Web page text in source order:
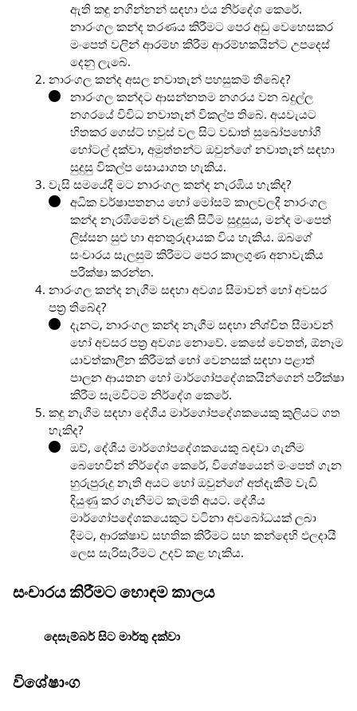
ඇති කඳු නගින්නන් සඳහා එය නිර්දේශ කෙරේ.
නාරංගල කන්ද තරණය කිරීමට පෙර අඩු වෙහෙසකර
මංපෙත් වලින් ආරම්භ කිරීම ආරම්භකයින්ට උපදෙස්
දෙනු ලැබේ.
නාරංගල කන්ද අසල නවාතැන් පහසුකම් තිබේද?
නාරංගල කන්දට ආසන්නතම නගරය වන බදුල්ල
නගරයේ විවිධ නවාතැන් විකල්ප තිබේ. අයවැයට
හිතකර ගෙස්ට් හවුස් වල සිට වඩාත් සුඛෝපභෝගී
හෝටල් දක්වා, අමුත්තන්ට ඔවුන්ගේ නවාතැන් සඳහා
සුදුසු විකල්ප සොයාගත හැකිය.
වැසි සමයේදී මට නාරංගල කන්ද නැරඹිය හැකිද?
අධික වර්ෂාපතනය හෝ මෝසම් කාලවලදී නාරංගල
කන්ද නැරඹීමෙන් වැළකී සිටීම සුදුසුය, මන්ද මංපෙත්
ලිස්සන සුළු හා අනතුරුදායක විය හැකිය. ඔබගේ
සංචාරය සැලසුම් කිරීමට පෙර කාලගුණ අනාවැකිය
පරීක්ෂා කරන්න.
නාරංගල කන්ද නැගීම සඳහා අවශ්‍ය සීමාවන් හෝ අවසර
පත්‍ර තිබේද?
දැනට, නාරංගල කන්ද නැගීම සඳහා නිශ්චිත සීමාවන්
හෝ අවසර පත්‍ර අවශ්‍ය නොවේ. කෙසේ වෙතත්, ඕනෑම
යාවත්කාලීන කිරීමක් හෝ වෙනසක් සඳහා පළාත්
පාලන ආයතන හෝ මාර්ගෝපදේශකයින්ගෙන් පරීක්ෂා
කිරීම සැමවිටම නිර්දේශ කෙරේ.
කඳු නැගීම සඳහා දේශීය මාර්ගෝපදේශකයෙකු කුලියට ගත
හැකිද?
ඔව්, දේශීය මාර්ගෝපදේශකයෙකු බඳවා ගැනීම
බෙහෙවින් නිර්දේශ කෙරේ, විශේෂයෙන් මංපෙත් ගැන
හුරුපුරුදු නැති අයට හෝ ඔවුන්ගේ අත්දැකීම් වැඩි
දියුණු කර ගැනීමට කැමති අයට. දේශීය
මාර්ගෝපදේශකයෙකුට වටිනා අවබෝධයක් ලබා
දීමට, ආරක්ෂාව සහතික කිරීමට සහ කන්දෙහි ඵලදායී
ලෙස සැරිසැරීමට උදව් කළ හැකිය.
සංචාරය කිරීමට හොඳම කාලය
දෙසැම්බර් සිට මාර්තු දක්වා
විශේෂාංග